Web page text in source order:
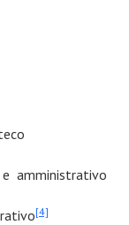
amministrativo
[4]